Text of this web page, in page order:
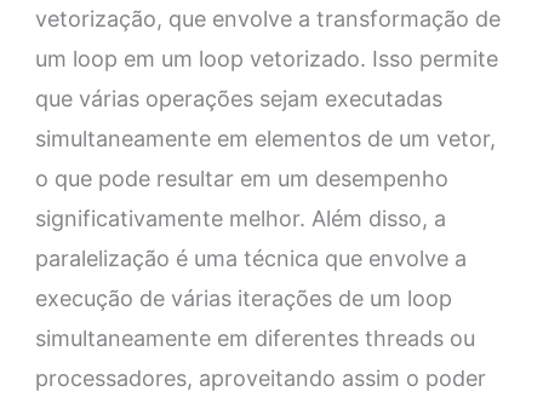
vetorização, que envolve a transformação de
um loop em um loop vetorizado. Isso permite
que várias operações sejam executadas
simultaneamente em elementos de um vetor,
o que pode resultar em um desempenho
significativamente melhor. Além disso, a
paralelização é uma técnica que envolve a
execução de várias iterações de um loop
simultaneamente em diferentes threads ou
processadores, aproveitando assim o poder